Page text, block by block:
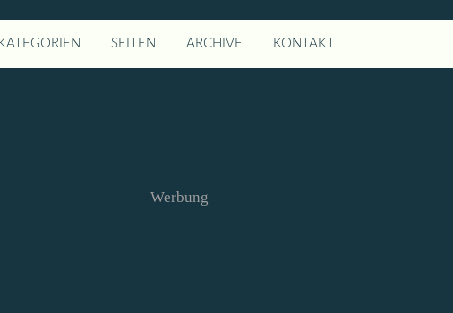
SEITEN ARCHIVE KONTAKT
Werbung